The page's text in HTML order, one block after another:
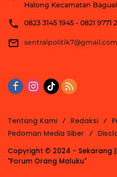
Halong Kecamatan
0823 3145 1945 - 0821 9771
sentralpolitik7@gmail.com
Tentang Kami Redaksi
Pedoman Media Siber
Copyright © 2024 - Sekarang ||
"Forum Orang Maluku"